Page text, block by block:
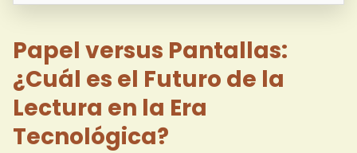
Papel versus Pantallas:
¿Cuál es el Futuro de la
Lectura en la Era
Tecnológica?